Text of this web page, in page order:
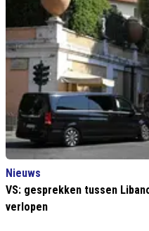
Nieuws
VS: gesprekken tussen
verlopen